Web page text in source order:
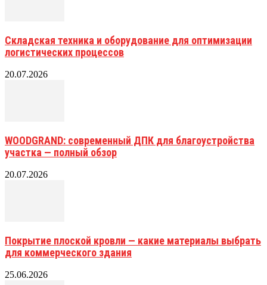
Складская техника и оборудование для оптимизации
логистических процессов
20.07.2026
WOODGRAND: современный ДПК для благоустройства
участка — полный обзор
20.07.2026
Покрытие плоской кровли — какие материалы выбрать
для коммерческого здания
25.06.2026